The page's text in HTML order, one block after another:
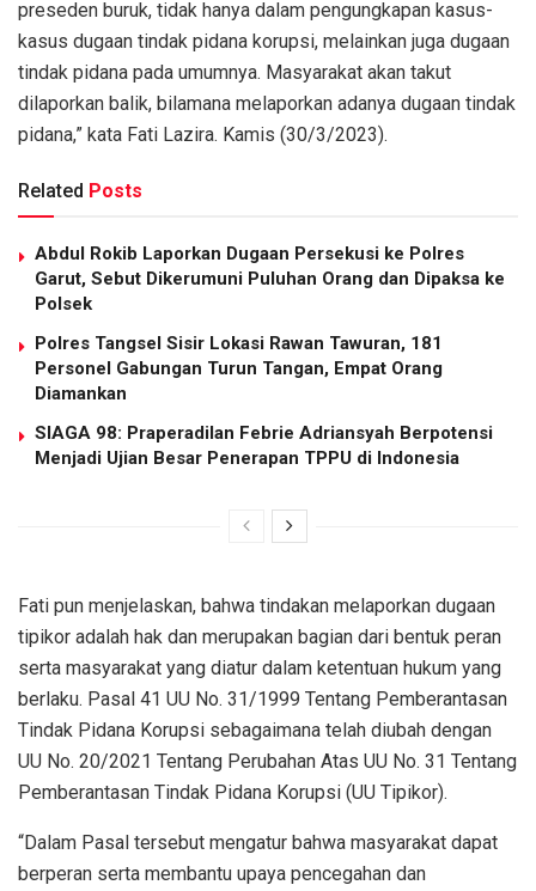
preseden buruk, tidak hanya dalam pengungkapan kasus-
kasus dugaan tindak pidana korupsi, melainkan juga dugaan
tindak pidana pada umumnya. Masyarakat akan takut
dilaporkan balik, bilamana melaporkan adanya dugaan tindak
pidana,” kata Fati Lazira. Kamis (30/3/2023).
Related Posts
Abdul Rokib Laporkan Dugaan Persekusi ke Polres
Garut, Sebut Dikerumuni Puluhan Orang dan Dipaksa ke
Polsek
Polres Tangsel Sisir Lokasi Rawan Tawuran, 181
Personel Gabungan Turun Tangan, Empat Orang
Diamankan
SIAGA 98: Praperadilan Febrie Adriansyah Berpotensi
Menjadi Ujian Besar Penerapan TPPU di Indonesia
Fati pun menjelaskan, bahwa tindakan melaporkan dugaan
tipikor adalah hak dan merupakan bagian dari bentuk peran
serta masyarakat yang diatur dalam ketentuan hukum yang
berlaku. Pasal 41 UU No. 31/1999 Tentang Pemberantasan
Tindak Pidana Korupsi sebagaimana telah diubah dengan
UU No. 20/2021 Tentang Perubahan Atas UU No. 31 Tentang
Pemberantasan Tindak Pidana Korupsi (UU Tipikor).
“Dalam Pasal tersebut mengatur bahwa masyarakat dapat
berperan serta membantu upaya pencegahan dan